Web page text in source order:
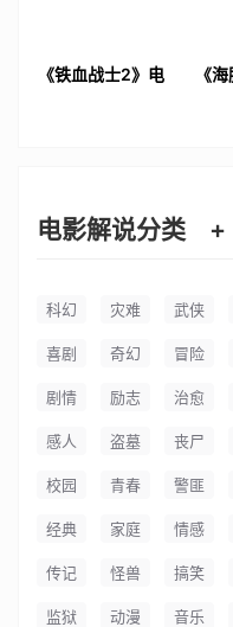
《铁血战士2》电
《
电影解说分类 +
科幻 灾难 武侠
喜剧 奇幻 冒险
剧情 励志 治愈
感人 盗墓 丧尸
校园 青春 警匪
经典 家庭 情感
传记 怪兽 搞笑
监狱 动漫 音乐